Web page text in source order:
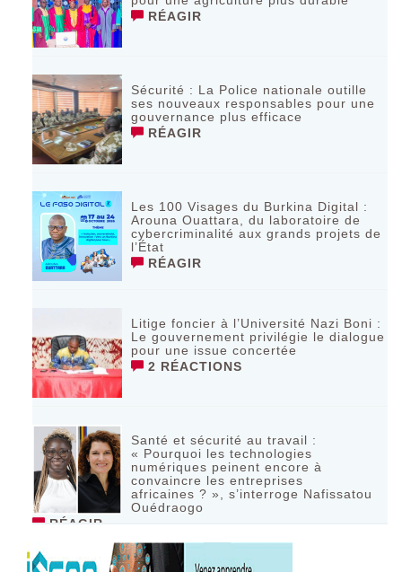
RÉAGIR
Sécurité : La Police nationale outille
ses nouveaux responsables pour une
gouvernance plus efficace
RÉAGIR
Les 100 Visages du Burkina Digital :
Arouna Ouattara, du laboratoire de
cybercriminalité aux grands projets de
l’État
RÉAGIR
Litige foncier à l’Université Nazi Boni :
Le gouvernement privilégie le dialogue
pour une issue concertée
2 RÉACTIONS
Santé et sécurité au travail :
« Pourquoi les technologies
numériques peinent encore à
convaincre les entreprises
africaines ? », s’interroge Nafissatou
Ouédraogo
RÉAGIR